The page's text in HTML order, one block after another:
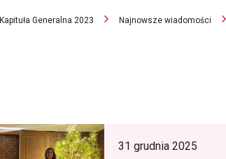
Kapituła Generalna 2023 Najnowsze wiadomości
31 grudnia 2025